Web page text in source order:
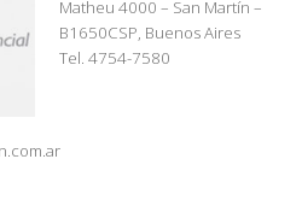
Matheu 4000 – San Martín –
B1650CSP, Buenos Aires
Tel. 4754-7580